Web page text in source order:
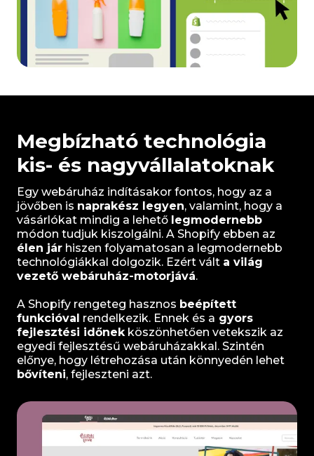
Megbízható technológia
kis- és nagyvállalatoknak
Egy webáruház indításakor fontos, hogy az a
jövőben is naprakész legyen, valamint, hogy a
vásárlókat mindig a lehető legmodernebb
módon tudjuk kiszolgálni. A Shopify ebben az
élen jár hiszen folyamatosan a legmodernebb
technológiákkal dolgozik. Ezért vált a világ
vezető webáruház-motorjává.
A Shopify rengeteg hasznos beépített
funkcióval rendelkezik. Ennek és a gyors
fejlesztési időnekköszönhetően vetekszik az
egyedi fejlesztésű webáruházakkal. Szintén
előnye, hogy létrehozása után könnyedén lehet
bővíteni, fejleszteni azt.